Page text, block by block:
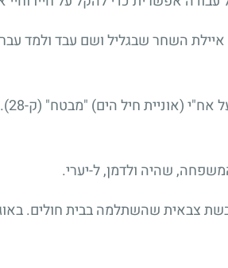
איילת השחר שבגליל ושם עבד ולמד